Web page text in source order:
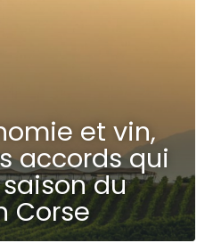
et vin,
accords qui
du
Corse